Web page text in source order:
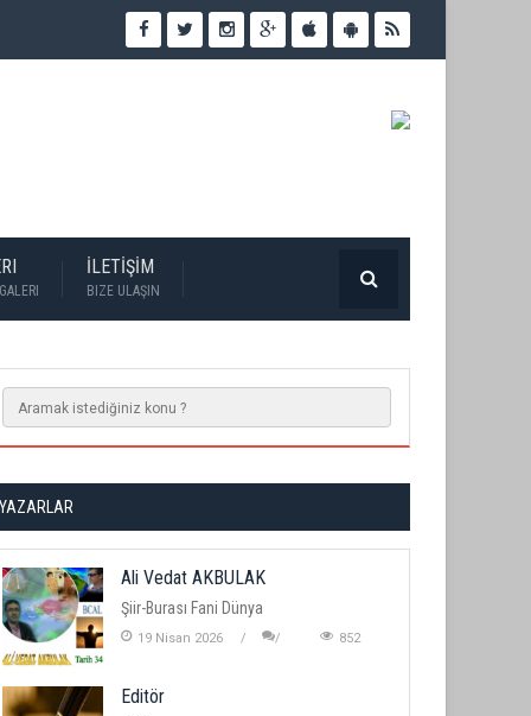
İLETİŞİM
BIZE ULAŞIN
YAZARLAR
Ali Vedat AKBULAK
Şiir-Burası Fani Dünya
19 Nisan 2026 852
Editör